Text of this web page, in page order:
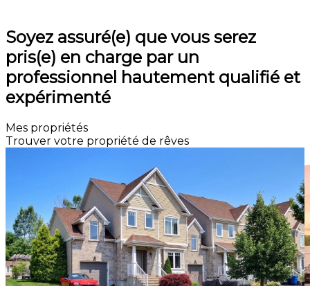
Soyez assuré(e) que vous serez
pris(e) en charge par un
professionnel hautement qualifié et
expérimenté
Mes propriétés
Trouver votre propriété de rêves